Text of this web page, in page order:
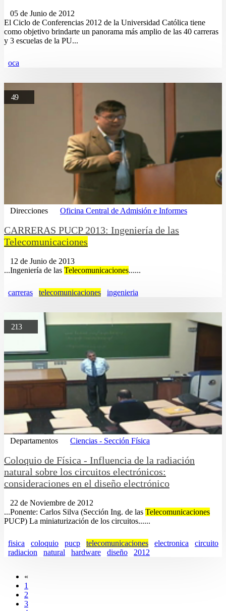
05 de Junio de 2012
El Ciclo de Conferencias 2012 de la Universidad Católica tiene
como objetivo brindarte un panorama más amplio de las 40 carreras
y 3 escuelas de la PU...
oca
49
Direcciones Oficina Central de Admisión e Informes
CARRERAS PUCP 2013: Ingeniería de las
Telecomunicaciones
12 de Junio de 2013
...Ingeniería de las Telecomunicaciones......
carreras telecomunicaciones ingenieria
213
Departamentos Ciencias - Sección Física
Coloquio de Fí­sica - Influencia de la radiación
natural sobre los circuitos electrónicos:
consideraciones en el diseño electrónico
22 de Noviembre de 2012
...Ponente: Carlos Silva (Sección Ing. de las Telecomunicaciones
PUCP) La miniaturización de los circuitos......
fisica coloquio pucp telecomunicaciones electronica
circuito
radiacion
natural hardware diseño 2012
«
1
2
3